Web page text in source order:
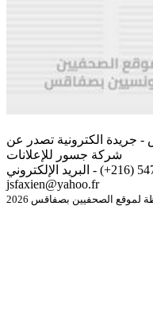
جريدة الكترونية تصدر عن
شركة جسور للإعلانات
للإتصال أو نشر الردود الهاتف 54779966 (216+) - البريد الإلكتروني
jsfaxien@yahoo.fr
الصحفيين بصفاقس 2026